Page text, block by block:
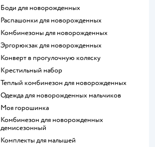
Боди для новорожденных
Распашонки для новорожденных
Комбинезоны для новорожденных
Эргорюкзак для новорожденных
Конверт в прогулочную коляску
Крестильный набор
Теплый комбинезон для новорожденных
Одежда для новорожденных мальчиков
Моя горошинка
Комбинезон для новорожденных
демисезонный
Комплекты для малышей